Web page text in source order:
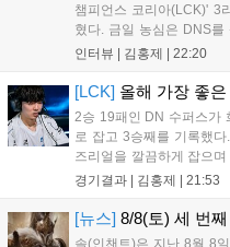
챔피언스 코리아(LCK)' 3
혔다. 금일 농심은 DNS
패를 당하고 말았다. 이하
인규 감독 : 모든 경...
인터뷰 | 김홍제 | 22:20
[LCK] 올해 가장 좋
2승 19패인 DN 수퍼스가
로 잡고 3승째를 기록했
즈리얼을 깔끔하게 잡으
웃'의 신드라가 맹활약하
었...
경기결과 | 김홍제 | 21:53
[뉴스] 8/8(토) 세 번
솔(인챈트)은 지난 8월 8